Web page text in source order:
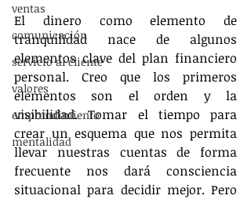
ventas
comunicación
servicio al cliente
valores
emprendimiento
mentalidad
El dinero como elemento de
tranquilidad nace de algunos
elementos clave del plan financiero
personal. Creo que los primeros
elementos son el orden y la
visibilidad. Tomar el tiempo para
crear un esquema que nos permita
llevar nuestras cuentas de forma
frecuente nos dará consciencia
situacional para decidir mejor. Pero